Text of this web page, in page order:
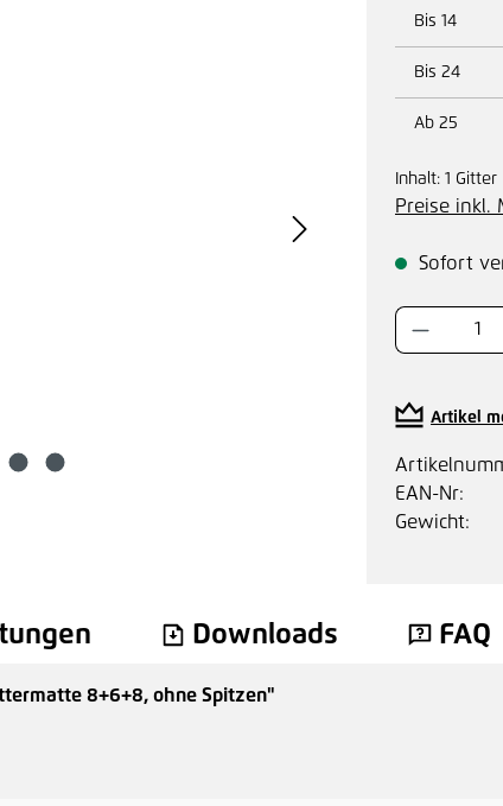
Bis 14
Bis 24
Ab 25
Inhalt: 1 Gitter
Preise inkl.
Sofort
Artikel
EAN-Nr:
Gewicht:
Downloads FAQ
8+6+8, ohne Spitzen"